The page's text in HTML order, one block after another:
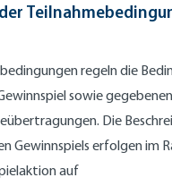
regeln die
sowie
Die
Gewinnspiels erfolgen im
auf